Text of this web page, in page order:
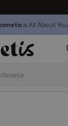
is All About You